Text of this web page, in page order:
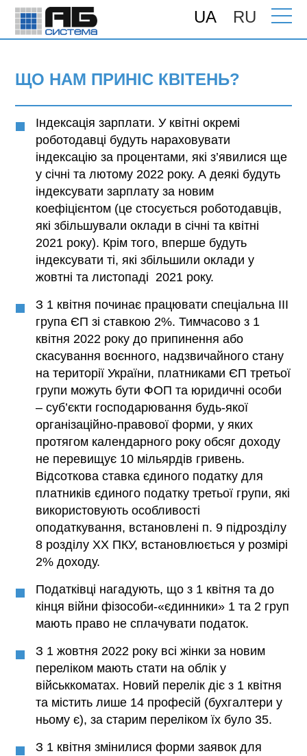
UA RU
Головна>Підтримка>Консультації> Що
ЩО НАМ ПРИНІС КВІТЕНЬ?
Індексація зарплати. У квітні окремі
роботодавці будуть нараховувати
індексацію за процентами, які з’явилися ще
у січні та лютому 2022 року. А деякі будуть
індексувати зарплату за новим
коефіцієнтом (це стосується роботодавців,
які збільшували оклади в січні та квітні
2021 року). Крім того, вперше будуть
індексувати ті, які збільшили оклади у
жовтні та листопаді 2021 року.
З 1 квітня починає працювати спеціальна ІІІ
група ЄП зі ставкою 2%. Тимчасово з 1
квітня 2022 року до припинення або
скасування воєнного, надзвичайного стану
на території України, платниками ЄП третьої
групи можуть бути ФОП та юридичні особи
– суб’єкти господарювання будь-якої
організаційно-правової форми, у яких
протягом календарного року обсяг доходу
не перевищує 10 мільярдів гривень.
Відсоткова ставка єдиного податку для
платників єдиного податку третьої групи, які
використовують особливості
оподаткування, встановлені п. 9 підрозділу
8 розділу ХХ ПКУ, встановлюється у розмірі
2% доходу.
Податківці нагадують, що з 1 квітня та до
кінця війни фізособи-«єдинники» 1 та 2 груп
мають право не сплачувати податок.
З 1 жовтня 2022 року всі жінки за новим
переліком мають стати на облік у
військкоматах. Новий перелік діє з 1 квітня
та містить лише 14 професій (бухгалтери у
ньому є), за старим переліком їх було 35.
З 1 квітня змінилися форми заявок для